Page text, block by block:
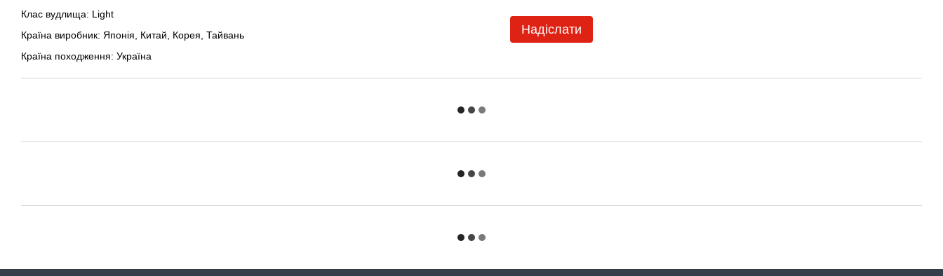
Клас вудлища: Light
Країна виробник: Японія, Китай, Корея, Тайвань
Країна походження: Україна
Надіслати